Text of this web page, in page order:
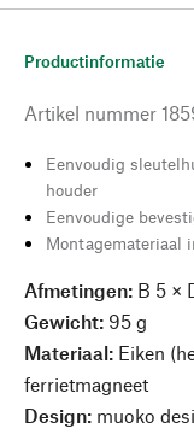
Productinformatie
Artikel nummer
Eenvoudig
houder
Eenvoudige
Montagemateriaal
Afmetingen: B 5 ×
Gewicht: 95 g
Materiaal: Eiken
ferrietmagneet
Design: muoko